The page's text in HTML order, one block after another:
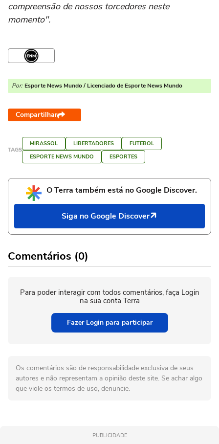
compreensão de nossos torcedores neste
momento".
Por: Esporte News Mundo / Licenciado de Esporte News Mundo
Compartilhar
TAGS
MIRASSOL LIBERTADORES
FUTEBOL
ESPORTE NEWS MUNDO
ESPORTES
O Terra também está no Google Discover.
Siga no Google Discover
Comentários (0)
Para poder interagir com todos comentários, faça Login
na sua conta Terra
Fazer Login para participar
Os comentários são de responsabilidade exclusiva de seus
autores e não representam a opinião deste site. Se achar algo
que viole os termos de uso, denuncie.
PUBLICIDADE